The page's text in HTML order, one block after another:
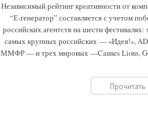
Независимый рейтинг креативности от
“Е-генератор” составляется с учетом
российских агентств на шести фестивалях:
самых крупных российских — «Идея!»,
ММФР — и трех мировых —Cannes Lions,
Прочитать